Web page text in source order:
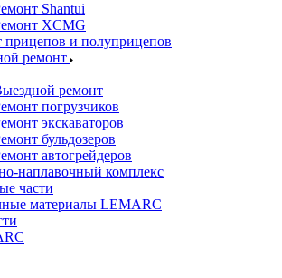
Shantui
XCMG
прицепов и полуприцепов
ремонт
ремонт
погрузчиков
экскаваторов
бульдозеров
автогрейдеров
наплавочный комплекс
части
материалы LEMARC